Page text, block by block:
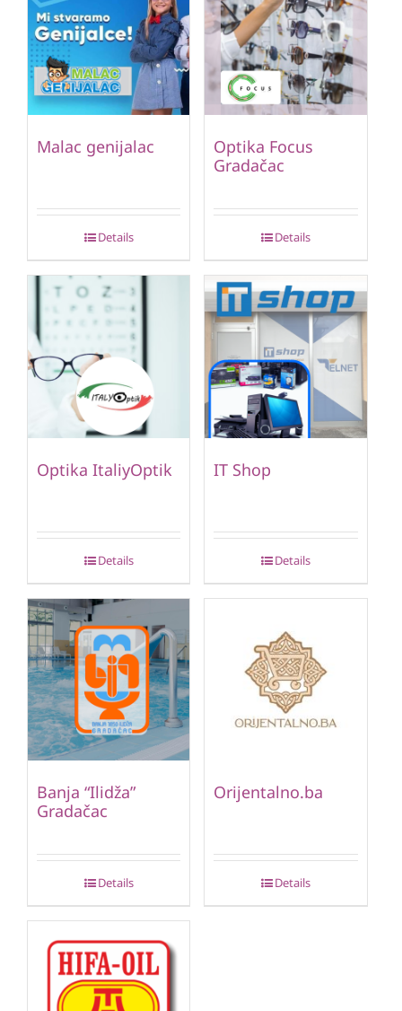
Malac genijalac
Details
Optika Focus
Gradačac
Details
Optika ItaliyOptik
Details
IT Shop
Details
Banja “Ilidža”
Gradačac
Details
Orijentalno.ba
Details